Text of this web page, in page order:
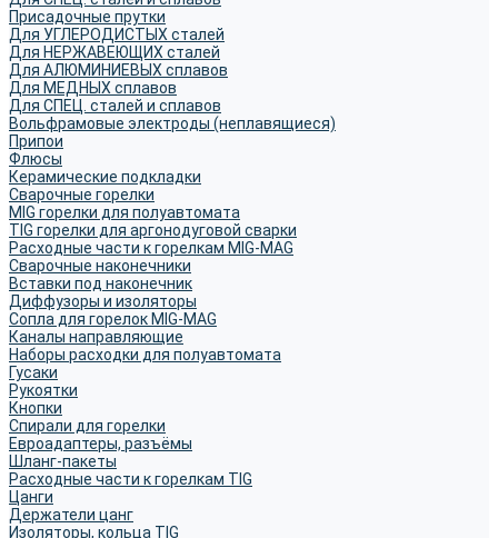
Присадочные прутки
Для УГЛЕРОДИСТЫХ сталей
Для НЕРЖАВЕЮЩИХ сталей
Для АЛЮМИНИЕВЫХ сплавов
Для МЕДНЫХ сплавов
Для СПЕЦ. сталей и сплавов
Вольфрамовые электроды (неплавящиеся)
Припои
Флюсы
Керамические подкладки
Сварочные горелки
MIG горелки для полуавтомата
TIG горелки для аргонодуговой сварки
Расходные части к горелкам MIG-MAG
Сварочные наконечники
Вставки под наконечник
Диффузоры и изоляторы
Сопла для горелок MIG-MAG
Каналы направляющие
Наборы расходки для полуавтомата
Гусаки
Рукоятки
Кнопки
Спирали для горелки
Евроадаптеры, разъёмы
Шланг-пакеты
Расходные части к горелкам TIG
Цанги
Держатели цанг
Изоляторы, кольца TIG